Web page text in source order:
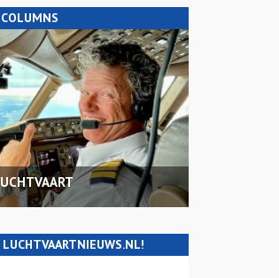
COLUMNS
LUCHTVAARTNIEUWS.NL!